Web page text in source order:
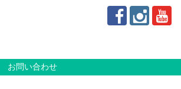
お問い合わせ